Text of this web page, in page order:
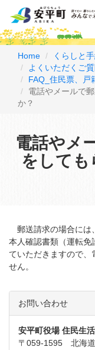
Home
くらしと
よくいただくご
FAQ_住民票、戸
電話やメールで
か？
電話やメ
をしても
郵送請求の場合には
本人確認書類（運転免
ていただきますので、
せん。
お問い合わせ
安平町役場 住民生
〒059-1595 北海道